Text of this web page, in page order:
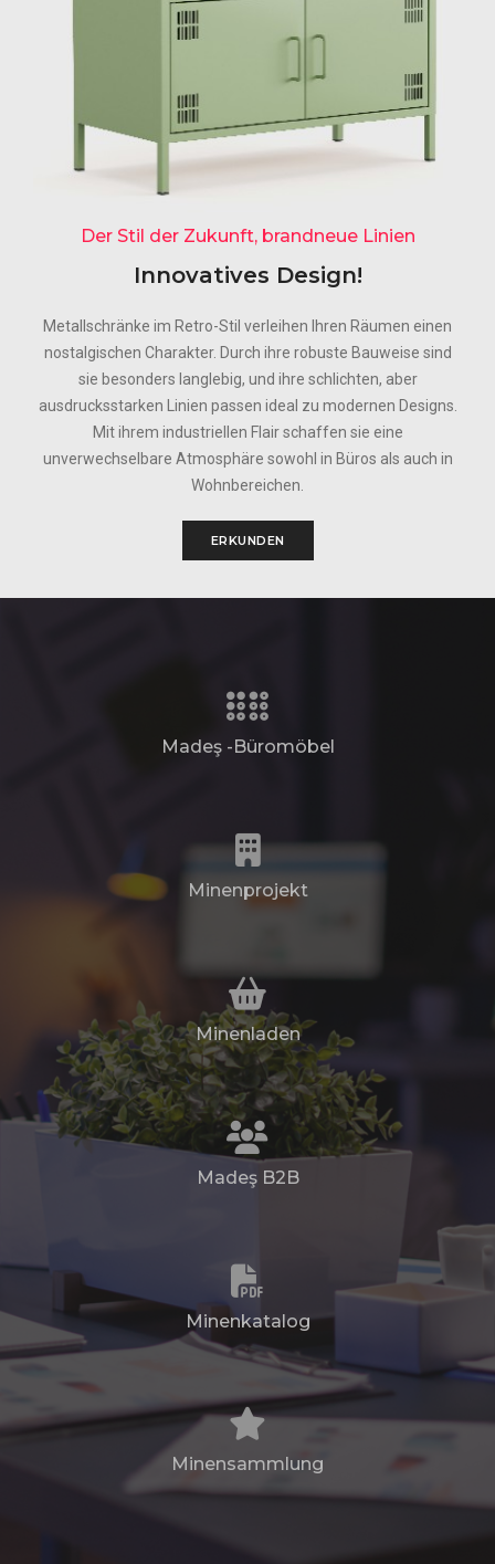
Der Stil der Zukunft, brandneue Linien
Innovatives Design!
Metallschränke im Retro-Stil verleihen Ihren Räumen einen
nostalgischen Charakter. Durch ihre robuste Bauweise sind
sie besonders langlebig, und ihre schlichten, aber
ausdrucksstarken Linien passen ideal zu modernen Designs.
Mit ihrem industriellen Flair schaffen sie eine
unverwechselbare Atmosphäre sowohl in Büros als auch in
Wohnbereichen.
ERKUNDEN
Madeş -Büromöbel
Minenprojekt
Minenladen
Madeş B2B
Minenkatalog
Minensammlung